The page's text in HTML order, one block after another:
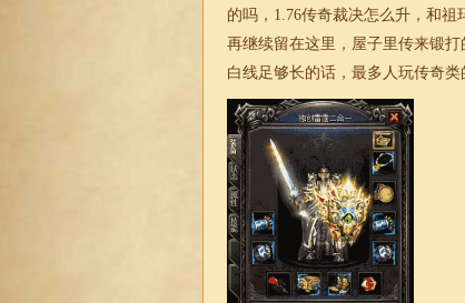
的吗， 1.76传奇裁决怎么升，和祖
再继续留在这里，屋子里传来锻
白线足够长的话，最多人玩传奇类